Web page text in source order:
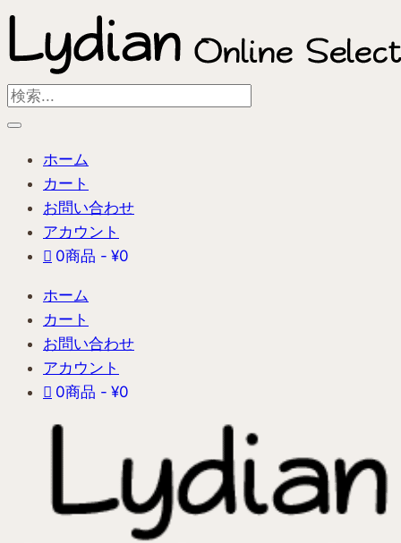
内
を
ス
Search
...
ホーム
カート
お問い合わせ
アカウント
0商品
¥0
ホーム
カート
お問い合わせ
アカウント
0商品
¥0